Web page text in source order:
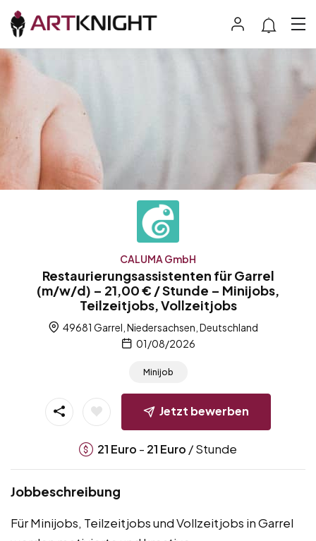
CALUMA GmbH
Restaurierungsassistenten für Garrel
(m/w/d) – 21,00 € / Stunde – Minijobs,
Teilzeitjobs, Vollzeitjobs
49681 Garrel, Niedersachsen, Deutschland
01/08/2026
Minijob
Jetzt bewerben
21 Euro - 21 Euro / Stunde
Jobbeschreibung
Für Minijobs, Teilzeitjobs und Vollzeitjobs in Garrel